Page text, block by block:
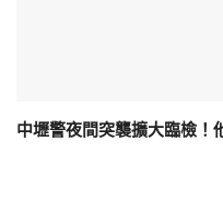
中壢警夜間突襲擴大臨檢！